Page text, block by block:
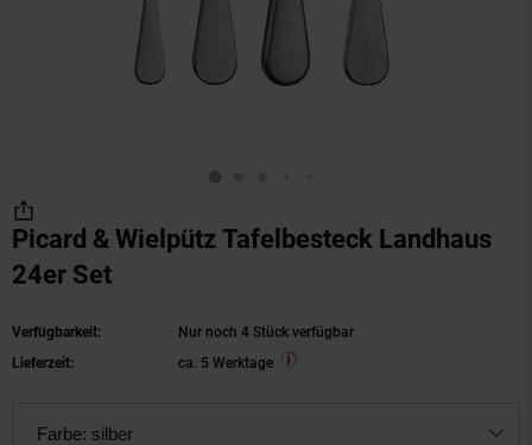
Picard & Wielpütz Tafelbesteck Landhaus
24er Set
Verfügbarkeit:
Nur noch 4 Stück verfügbar
Lieferzeit:
ca. 5 Werktage
Farbe: silber